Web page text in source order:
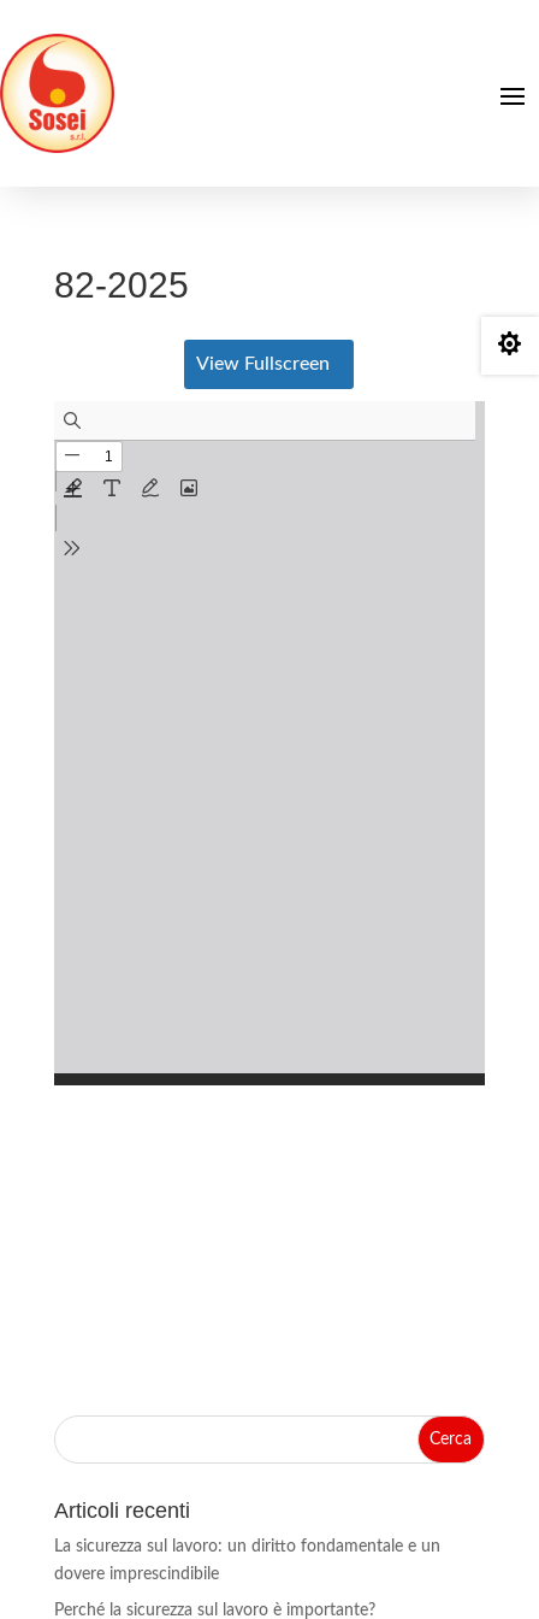
82-2025
View Fullscreen
Articoli recenti
La sicurezza sul lavoro: un diritto fondamentale e un
dovere imprescindibile
Perché la sicurezza sul lavoro è importante?
